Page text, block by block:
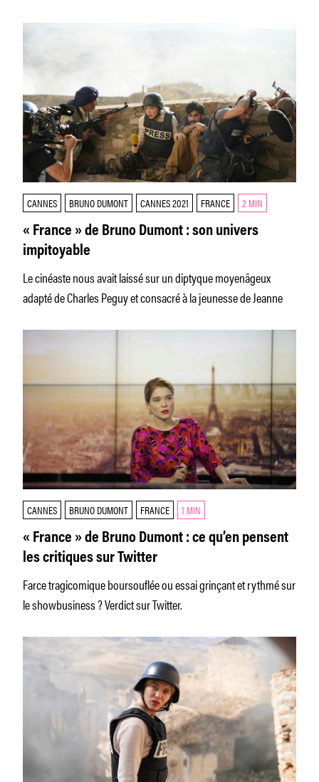
CANNES BRUNO DUMONT CANNES 2021 FRANCE 2 MIN
« France » de Bruno Dumont : son univers
impitoyable
Le cinéaste nous avait laissé sur un diptyque moyenâgeux
adapté de Charles Peguy et consacré à la jeunesse de Jeanne
CANNES BRUNO DUMONT FRANCE 1 MIN
« France » de Bruno Dumont : ce qu’en pensent
les critiques sur Twitter
Farce tragicomique boursouflée ou essai grinçant et rythmé sur
le showbusiness ? Verdict sur Twitter.